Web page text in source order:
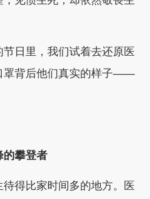
日里，我们试着去还原医
罩背后他们真实的样子——
攀登者
得比家时间多的地方。医